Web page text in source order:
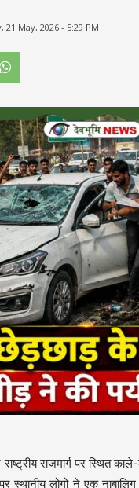
21 May, 2026 - 5:29 PM
राष्ट्रीय राजमार्ग पर स्थित
पर स्थानीय लोगों ने एक